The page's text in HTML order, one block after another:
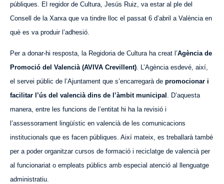
públiques. El regidor de Cultura, Jesús Ruiz, va estar al ple del
Consell de la Xarxa que va tindre lloc el passat 6 d’abril a València en
què es va produir l’adhesió.
Per a donar-hi resposta, la Regidoria de Cultura ha creat l’Agència de
Promoció del Valencià (AVIVA Crevillent). L’Agència esdevé, així,
el servei públic de l’Ajuntament que s’encarregarà de promocionar i
facilitar l’ús del valencià dins de l’àmbit municipal . D’aquesta
manera, entre les funcions de l’entitat hi ha la revisió i
l’assessorament lingüístic en valencià de les comunicacions
institucionals que es facen públiques. Així mateix, es treballarà també
per a poder organitzar cursos de formació i reciclatge de valencià per
al funcionariat o empleats públics amb especial atenció al llenguatge
administratiu.